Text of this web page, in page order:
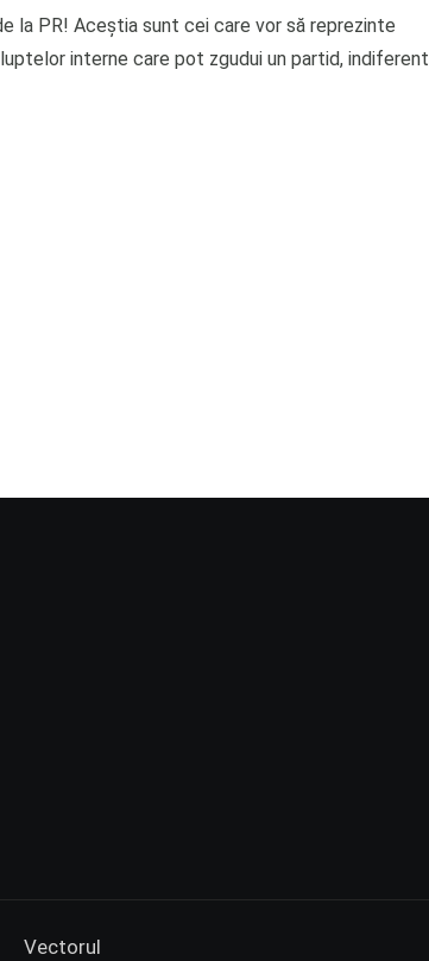
la PR! Aceștia sunt cei care vor să reprezinte
interne care pot zgudui un partid, indiferent
Vectorul